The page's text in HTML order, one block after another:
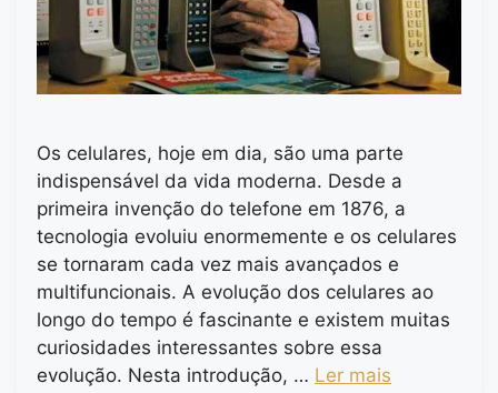
Os celulares, hoje em dia, são uma parte
indispensável da vida moderna. Desde a
primeira invenção do telefone em 1876, a
tecnologia evoluiu enormemente e os celulares
se tornaram cada vez mais avançados e
multifuncionais. A evolução dos celulares ao
longo do tempo é fascinante e existem muitas
curiosidades interessantes sobre essa
evolução. Nesta introdução, … Ler mais